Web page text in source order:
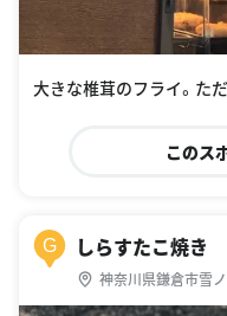
大きな椎茸のフライ。た
このス
G しらすたこ焼き
神奈川県鎌倉市雪